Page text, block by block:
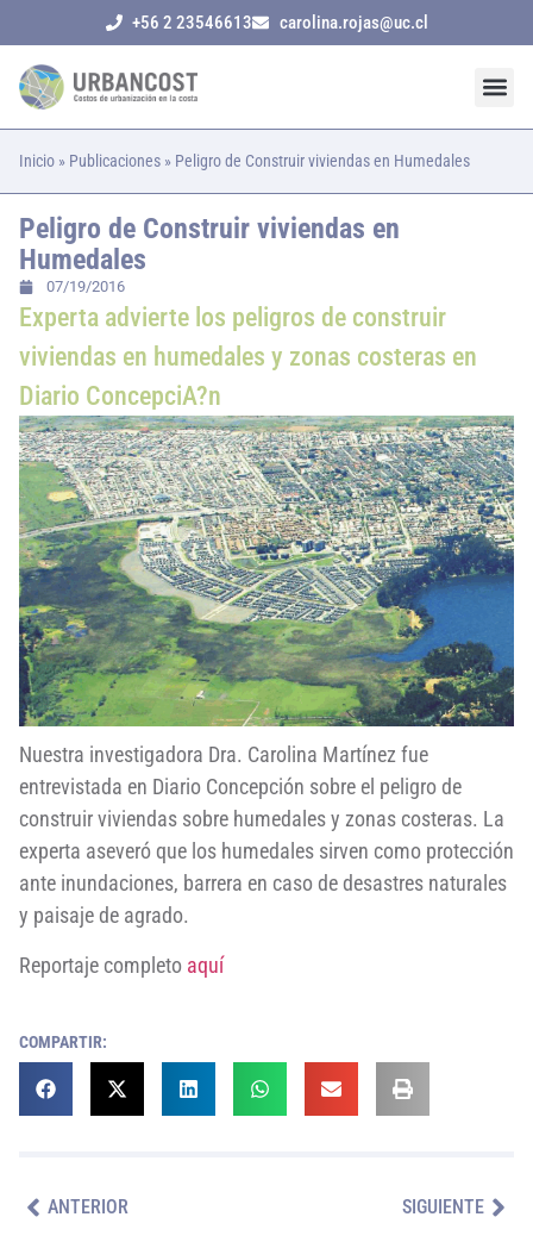
+56 2 23546613 carolina.rojas@uc.cl
Inicio » Publicaciones » Peligro de Construir viviendas en Humedales
Peligro de Construir viviendas en
Humedales
07/19/2016
Experta advierte los peligros de construir
viviendas en humedales y zonas costeras en
Diario ConcepciA?n
Nuestra investigadora Dra. Carolina Martínez fue
entrevistada en Diario Concepción sobre el peligro de
construir viviendas sobre humedales y zonas costeras. La
experta aseveró que los humedales sirven como protección
ante inundaciones, barrera en caso de desastres naturales
y paisaje de agrado.
Reportaje completo aquí
COMPARTIR:
ANTERIOR SIGUIENTE